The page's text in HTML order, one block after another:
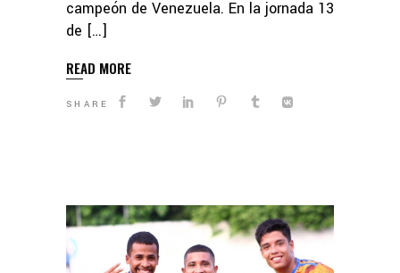
campeón de Venezuela. En la jornada 13
de […]
READ MORE
SHARE